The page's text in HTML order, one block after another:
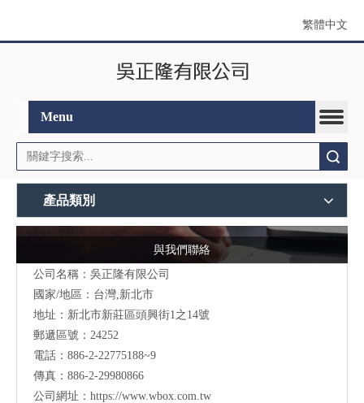
繁體中文
Menu
產品類別
與我們聯絡
公司名稱：吳正隆有限公司
國家/地區：台灣,新北市
地址：新北市新莊區頭興街1之14號
郵遞區號：24252
電話：886-2-22775188~9
傳真：886-2-29980866
公司網址： https://www.wbox.com.tw